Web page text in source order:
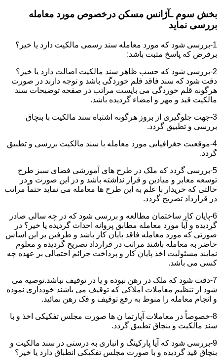
بخش سوم ـآژانس مسکن درخصوص مورد معامله
بررسی نماید
1-بررسی شود که مورد معامله سند رسمی مالکیت دارد یا خیر؟
برفرض که پاسخ مثبت باشد:
2-بررسی شود که حسب ظاهر سند مالکیت اصالت دارد یا خیر؟
دقت شود که سند فاقد قلم خوردگی باشد و توجه دارند در صورت
هرگونه قلم خوردگی می بایست مراتب در صفحه توضیحات سند
مالکیت قید و مهر و امضاء گردیده باشد.
3-جهت جلوگیری از بروز هرگونه اشتباه سند مالکیت با بنچاق
بررسی و تطبیق گردد.
4-موقعیت جغرافیایی مورد معامله با سند مالکیت بررسی و تطبیق
گردد.
5-بررسی گردد که ملک در طرح های آموزشی فضای سبز طرح
توسعه معابر و میادین و قرار نداشته باشد و در این صورت و در
حالتی که خریدار با علم به این طرح ها معامله می نماید حتماً مراتب
در قرارداد تصریح گردد.
6-پایان کار ساختمان مطالعه و بررسی شود که در چه سالی صادر
گردیده و آیا مورد معامله مطابق پروانه احداث گردیده یا خیر؟ در
صورتی که مورد معامله فاقد پایان کار باشد و طرفین بر این اساس
حاضر به معامله باشند مراتب در قرارداد تصریح گردیده و معلوم
نمایند مسئولیت اخذ پایان کار و پرداخت جرائم احتمالی بر عهده چه
کسی می باشد.
7-دقت شود که ملک در رهن نبوده و یا در توقیف نباشد.توصیه می
شود از تنظیم معاملات املاکی که توقیف می باشند خودداری نموده
و انجام معامله را منوط به رفع توقیف و فک رهن نمائید.
8-خصوصاً در معاملات آپارتما ن ها صورت مجلس تفکیکی اخذ و با
سند مالکیت و بنچاق تطبیق گردد.
9-بررسی شود که آیا پارکینگ و انباری به درستی در سند مالکیت و
بنچاق قید گردیده و با صورت مجلس تفکیکی انطباق دارد یا خیر؟